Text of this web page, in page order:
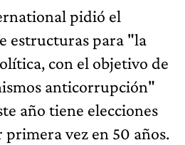
pidió el
estructuras para "la
con el objetivo de
anticorrupción"
año tiene elecciones
vez en 50 años.